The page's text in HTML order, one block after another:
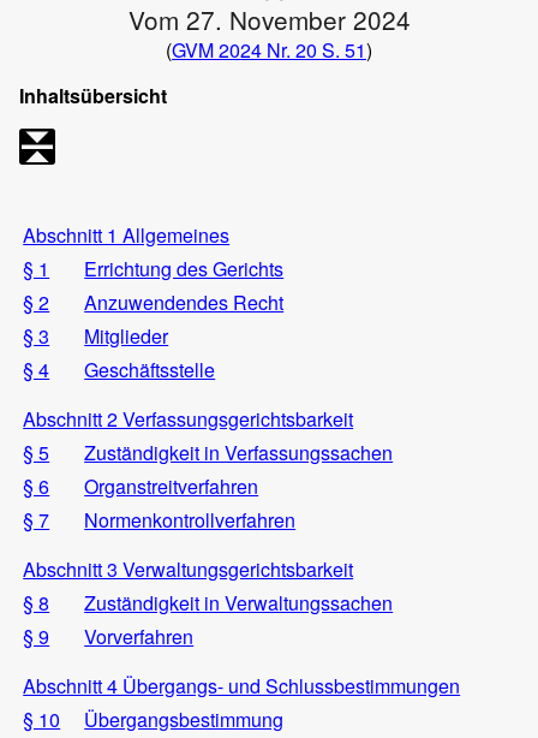
Vom 27. November 2024
(GVM 2024 Nr. 20 S. 51)
Inhaltsübersicht
Abschnitt 1 Allgemeines
§ 1
Errichtung des Gerichts
§ 2
Anzuwendendes Recht
§ 3
Mitglieder
§ 4
Geschäftsstelle
Abschnitt 2 Verfassungsgerichtsbarkeit
§ 5
Zuständigkeit in Verfassungssachen
§ 6
Organstreitverfahren
§ 7
Normenkontrollverfahren
Abschnitt 3 Verwaltungsgerichtsbarkeit
§ 8
Zuständigkeit in Verwaltungssachen
§ 9
Vorverfahren
Abschnitt 4 Übergangs- und Schlussbestimmungen
§ 10
Übergangsbestimmung